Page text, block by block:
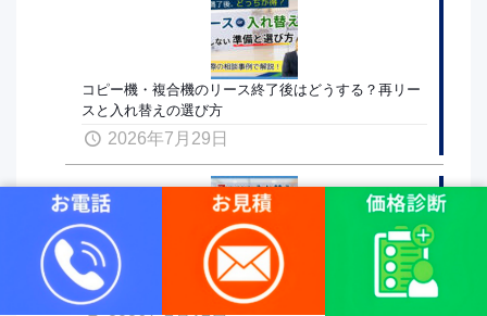
コピー機・複合機のリース終了後はどうする？再リー
スと入れ替えの選び方
2026年7月29日
複合機（コピー機）の再リースとは？入れ替えとの違
い・損しない判断基準